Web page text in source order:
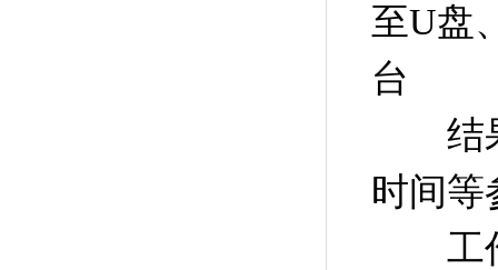
至U盘
台
结果
时间等
工